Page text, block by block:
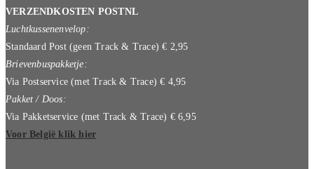
VERZENDKOSTEN POSTNL
Luchtkussenenvelop:
Standaard Post (geen Track & Trace) € 2,95
Brievenbuspakketje:
Via Postservice (met Track & Trace) € 4,95
Pakket / Doos:
Via Pakketservice (met Track & Trace) € 6,95
Voor België klik hier